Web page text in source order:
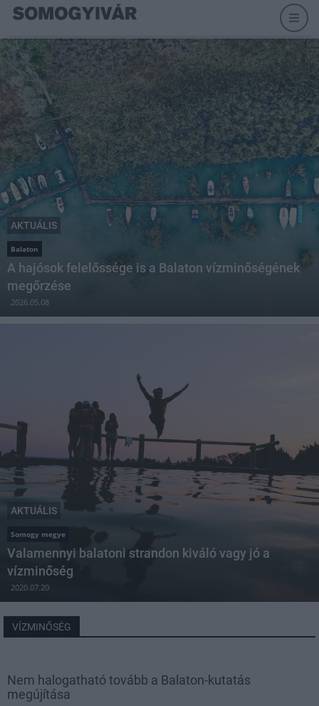
AKTUÁLIS
Balaton
A hajósok felelőssége is a Balaton vízminőségének
megőrzése
2026.05.08
AKTUÁLIS
Somogy megye
Valamennyi balatoni strandon kiváló vagy jó a
vízminőség
2020.07.20
VÍZMINŐSÉG
Nem halogatható tovább a Balaton-kutatás
megújítása